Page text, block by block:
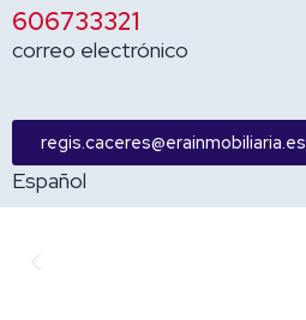
606733321
correo electrónico
regis.caceres@erainmobiliaria.es
Español